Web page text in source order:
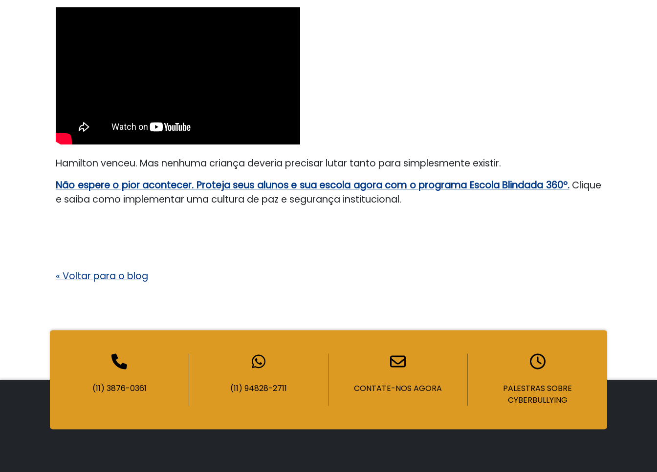
Hamilton venceu. Mas nenhuma criança deveria precisar lutar tanto para simplesmente existir.
Não espere o pior acontecer. Proteja seus alunos e sua escola agora com o programa Escola Blindada 360º.Clique
e saiba como implementar uma cultura de paz e segurança institucional.
« Voltar para o blog
(11) 3876-0361 (11) 94828-2711 CONTATE-NOS AGORA
PALESTRAS SOBRE
CYBERBULLYING